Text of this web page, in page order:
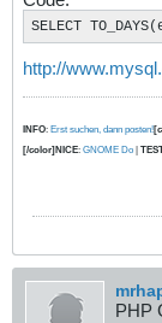
SELECT
http://
INFO: Erst suchen, dann posten!
[/color]NICE: GNOME Do |
PHP